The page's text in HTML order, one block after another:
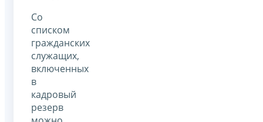
Со
списком
гражданских
служащих,
включенных
в
кадровый
резерв